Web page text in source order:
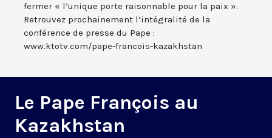
fermer « l’unique porte raisonnable pour la paix ».
Retrouvez prochainement l’intégralité de la
conférence de presse du Pape :
www.ktotv.com/pape-francois-kazakhstan
Le Pape François au
Kazakhstan